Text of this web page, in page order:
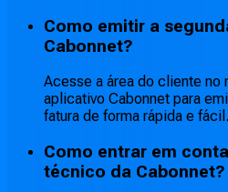
Como emitir a
Cabonnet?
Acesse a área do cliente no
aplicativo Cabonnet para
fatura de forma rápida e fácil.
Como entrar em
técnico da Cabonnet?